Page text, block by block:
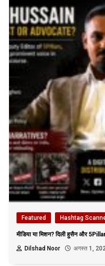
Featured Hashtag
मीडिया या मिशन? दिली हुसैन और
Dilshad Noor
अगस्त 1,